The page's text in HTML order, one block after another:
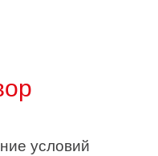
условий